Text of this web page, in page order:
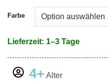
Farbe
Lieferzeit: 1–3 Tage
4+ Alter